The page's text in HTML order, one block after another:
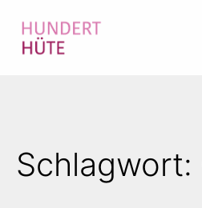
Inhalt
Schlagwort: